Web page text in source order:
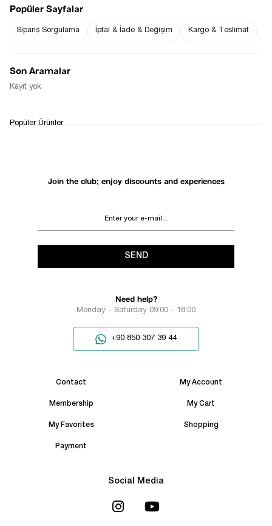
Notify me when
Notify Me When Available
RETURN AND EXCHANGE
Join the club; enjoy discounts and experiences
SEND
Need help?
Monday - Saturday 09:00 - 18:00
+90 850 307 39 44
Contact My Account
Membership My Cart
My Favorites Shopping
Payment
Social Media
Popüler Sayfalar
Sipariş Sorgulama İptal & İade & Değişim Kargo & Teslimat
Son Aramalar
Kayıt yok
Popüler Ürünler